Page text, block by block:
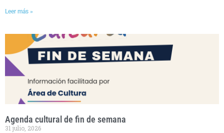
Leer más »
Agenda cultural de fin de semana
31 julio, 2026